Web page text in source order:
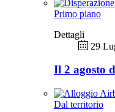
Primo piano
Dettagli
29
Il 2 agosto
Dal territorio